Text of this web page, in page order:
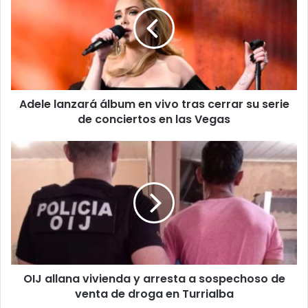
en
cerrar
serie
de
las
Vegas
Adele lanzará álbum en vivo tras cerrar su serie
de conciertos en las Vegas
OIJ
allana
arresta
sospechoso
de
venta
OIJ allana vivienda y arresta a sospechoso de
venta de droga en Turrialba